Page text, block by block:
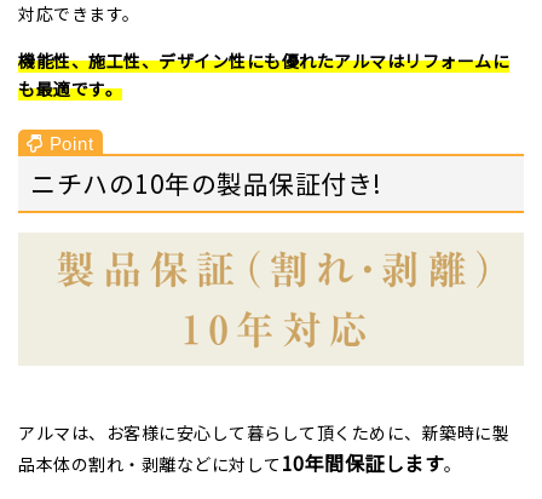
対応できます。
機能性、施工性、デザイン性にも優れたアルマはリフォームに
も最適です。
ニチハの10年の製品保証付き!
アルマは、お客様に安心して暮らして頂くために、新築時に製
品本体の割れ・剥離などに対して 10年間保証します。